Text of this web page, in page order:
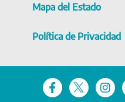
Mapa del Estado
Política de Privacidad